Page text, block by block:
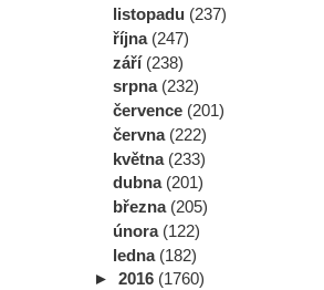
listopadu (237)
října (247)
září (238)
srpna (232)
července (201)
června (222)
května (233)
dubna (201)
března (205)
února (122)
ledna (182)
► 2016 (1760)